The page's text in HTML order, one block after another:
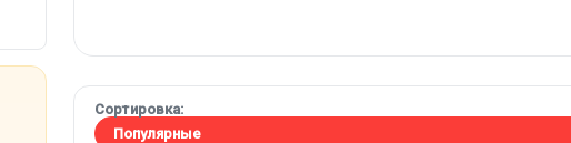
Сортировка:
Популярные